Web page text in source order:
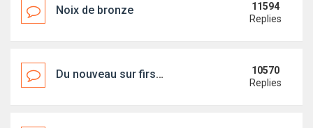
Noix de bronze
11594
Replies
Du nouveau sur first18.org !
10570
Replies